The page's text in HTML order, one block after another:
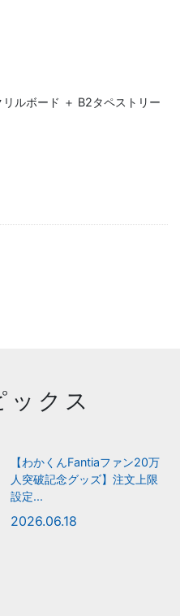
リルボード ＋ B2タペストリー
ックス
【わかくんFantiaファン20万
人突破記念グッズ】注文上限
設定...
2026.06.18